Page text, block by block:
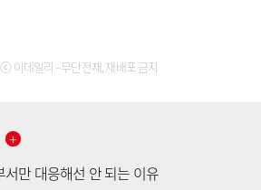
이데일리 - 무단전재, 재배포 금지
만 대응해선 안 되는 이유